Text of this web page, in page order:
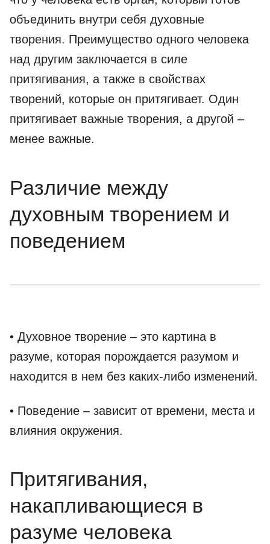
объединить внутри себя духовные
творения. Преимущество одного человека
над другим заключается в силе
притягивания, а также в свойствах
творений, которые он притягивает. Один
притягивает важные творения, а другой –
менее важные.
Различие между
духовным творением и
поведением
• Духовное творение – это картина в
разуме, которая порождается разумом и
находится в нем без каких-либо изменений.
• Поведение – зависит от времени, места и
влияния окружения.
Притягивания,
накапливающиеся в
разуме человека